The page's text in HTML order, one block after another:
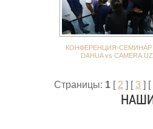
КОНФЕРЕНЦИЯ-СЕМИНАР
DAHUA vs CAMERA.UZ
Страницы: 1 [ 2 ] [3 ] [